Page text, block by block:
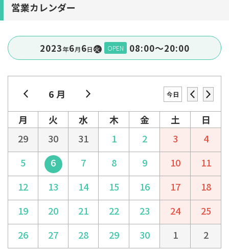
営業カレンダー
2023年6⽉6⽇ 火 OPEN 08:00〜20:00
6 月 今日
月 火 水 木 金 土
日
29
30 31 1 2 3
4
5
6 7 8 9 10
11
12
13 14 15 16 17
18
19
20 21 22 23 24
25
26
27 28 29 30 1 2